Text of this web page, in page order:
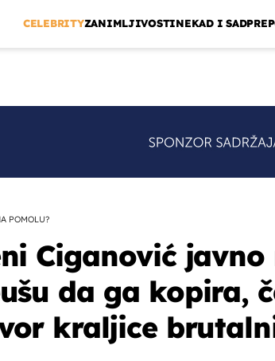
CELEBRITYZANIMLJIVOSTINEKAD I SAD
POMOLU?
Ciganović javno
da ga kopira,
kraljice